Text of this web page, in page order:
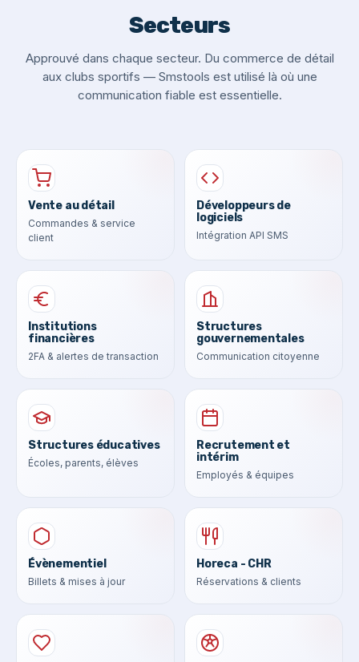
Secteurs
Approuvé dans chaque secteur. Du commerce de détail
aux clubs sportifs — Smstools est utilisé là où une
communication fiable est essentielle.
Vente au détail
Commandes & service
client
Développeurs de
logiciels
Intégration API SMS
Institutions
financières
2FA & alertes de transaction
Structures
gouvernementales
Communication citoyenne
Structures éducatives
Écoles, parents, élèves
Recrutement et
intérim
Employés & équipes
Évènementiel
Billets & mises à jour
Horeca - CHR
Réservations & clients